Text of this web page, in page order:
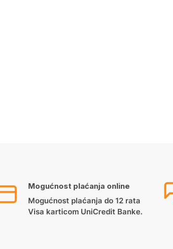
Mogućnost plaćanja online
Mogućnost plaćanja do 12 rata
Visa karticom UniCredit Banke.